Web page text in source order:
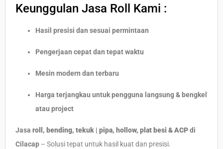
Keunggulan Jasa Roll Kami :
Hasil presisi dan sesuai permintaan
Pengerjaan cepat dan tepat waktu
Mesin modern dan terbaru
Harga terjangkau untuk pengguna langsung & bengkel
atau project
Jasa roll, bending, tekuk | pipa, hollow, plat besi & ACPdi
Cilacap – Solusi tepat untuk hasil kuat dan presisi.